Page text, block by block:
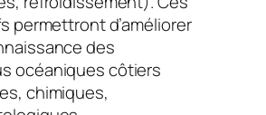
permettront d’améliorer
des
océaniques côtiers
chimiques,